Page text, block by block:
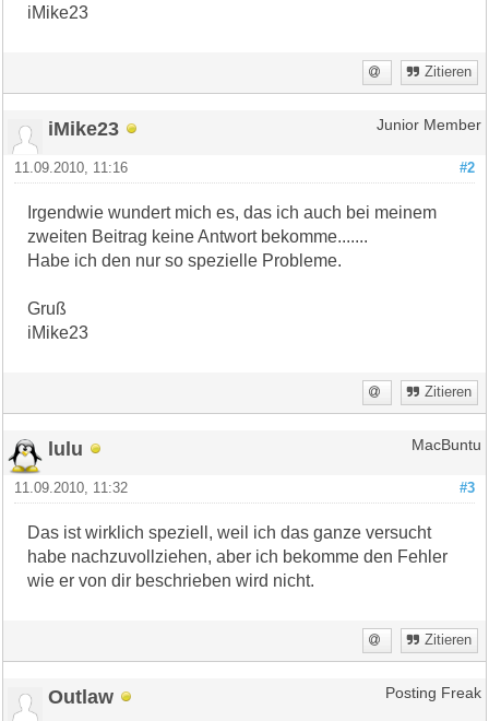
iMike23
Zitieren
iMike23 Junior Member
#2
11.09.2010, 11:16
Irgendwie wundert mich es, das ich auch bei meinem
zweiten Beitrag keine Antwort bekomme.......
Habe ich den nur so spezielle Probleme.
Gruß
iMike23
Zitieren
lulu MacBuntu
#3
11.09.2010, 11:32
Das ist wirklich speziell, weil ich das ganze versucht
habe nachzuvollziehen, aber ich bekomme den Fehler
wie er von dir beschrieben wird nicht.
Zitieren
Outlaw Posting Freak